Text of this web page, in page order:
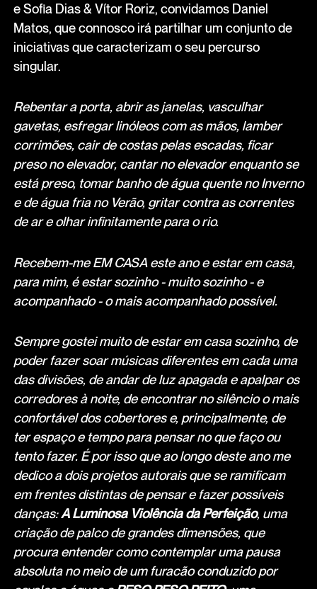
e Sofia Dias & Vítor Roriz, convidamos Daniel
Matos, que connosco irá partilhar um conjunto de
iniciativas que caracterizam o seu percurso
singular.
Rebentar a porta, abrir as janelas, vasculhar
gavetas, esfregar linóleos com as mãos, lamber
corrimões, cair de costas pelas escadas, ficar
preso no elevador, cantar no elevador enquanto se
está preso, tomar banho de água quente no Inverno
e de água fria no Verão, gritar contra as correntes
de ar e olhar infinitamente para o rio.
Recebem-me EM CASA este ano e estar em casa,
para mim, é estar sozinho - muito sozinho - e
acompanhado - o mais acompanhado possível.
Sempre gostei muito de estar em casa sozinho, de
poder fazer soar músicas diferentes em cada uma
das divisões, de andar de luz apagada e apalpar os
corredores à noite, de encontrar no silêncio o mais
confortável dos cobertores e, principalmente, de
ter espaço e tempo para pensar no que faço ou
tento fazer. É por isso que ao longo deste ano me
dedico a dois projetos autorais que se ramificam
em frentes distintas de pensar e fazer possíveis
danças:A Luminosa Violência da Perfeição, uma
criação de palco de grandes dimensões, que
procura entender como contemplar uma pausa
absoluta no meio de um furacão conduzido por